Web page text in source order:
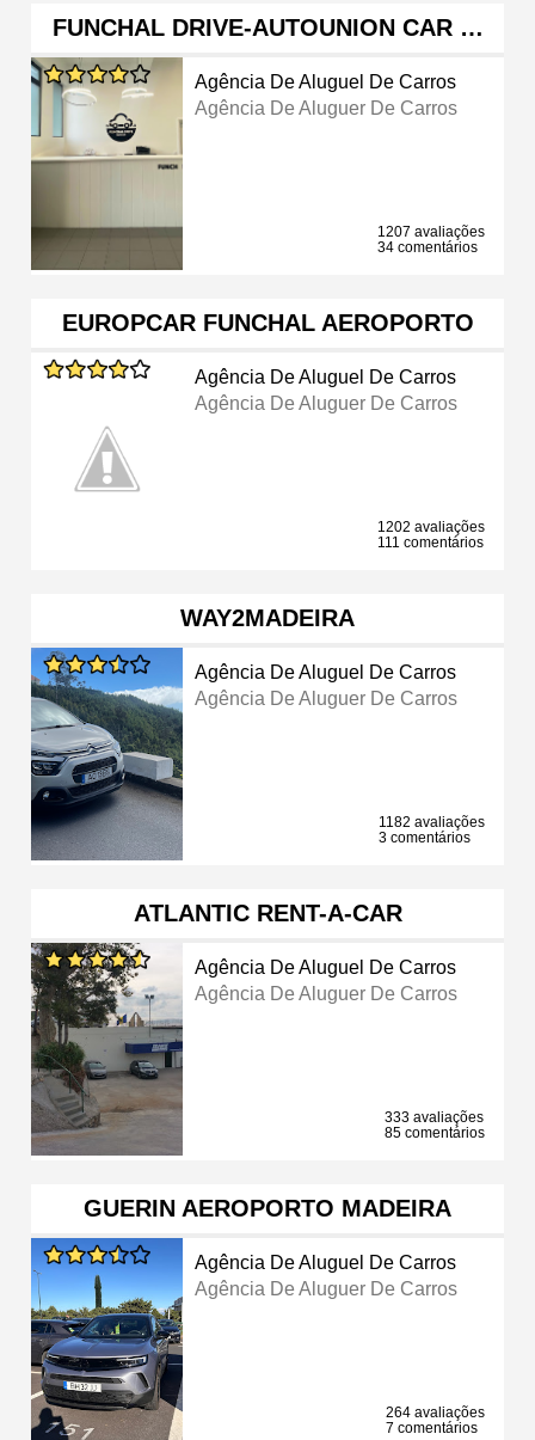
FUNCHAL DRIVE-AUTOUNION CAR …
Agência De Aluguel De Carros
Agência De Aluguer De Carros
1207 avaliações
34 comentários
EUROPCAR FUNCHAL AEROPORTO
Agência De Aluguel De Carros
Agência De Aluguer De Carros
1202 avaliações
111 comentários
WAY2MADEIRA
Agência De Aluguel De Carros
Agência De Aluguer De Carros
1182 avaliações
3 comentários
ATLANTIC RENT-A-CAR
Agência De Aluguel De Carros
Agência De Aluguer De Carros
333 avaliações
85 comentários
GUERIN AEROPORTO MADEIRA
Agência De Aluguel De Carros
Agência De Aluguer De Carros
264 avaliações
7 comentários